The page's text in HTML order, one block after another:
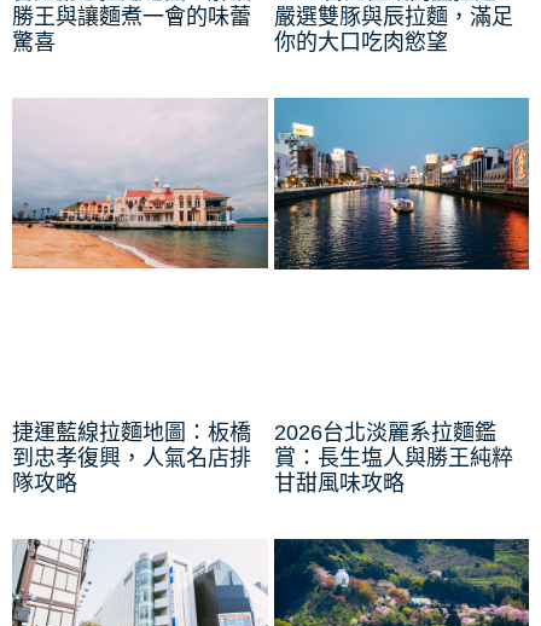
勝王與讓麵煮一會的味蕾
驚喜
嚴選雙豚與辰拉麵，滿足
你的大口吃肉慾望
捷運藍線拉麵地圖：板橋
到忠孝復興，人氣名店排
隊攻略
2026台北淡麗系拉麵鑑
賞：長生塩人與勝王純粹
甘甜風味攻略